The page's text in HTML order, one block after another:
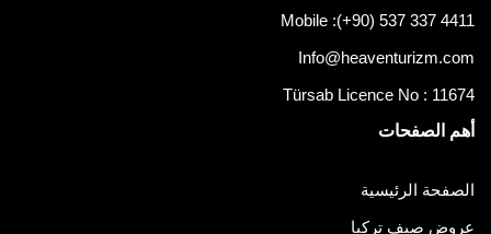
Mobile :(+90) 537 337 4411
Info@heaventurizm.com
Türsab Licence No : 11674
أهم الصفحات
الصفحة الرئيسية
عروض صيف تركيا